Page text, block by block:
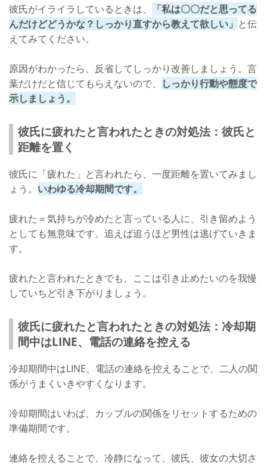
彼氏がイライラしているときは、
「私は〇〇だと思ってる
んだけどどうかな？しっかり直すから教えて欲しい」 と伝
えてみてください。
原因がわかったら、反省してしっかり改善しましょう。言
葉だけだと信じてもらえないので、
しっかり行動や態度で
示しましょう。
彼氏に疲れたと言われたときの対処法：彼氏と
距離を置く
彼氏に「疲れた」と言われたら、一度距離を置いてみまし
ょう。 いわゆる冷却期間です。
疲れた＝気持ちが冷めたと言っている人に、引き留めよう
としても無意味です。追えば追うほど男性は逃げていきま
す。
疲れたと言われたときでも、ここは引き止めたいのを我慢
していちど引き下がりましょう。
彼氏に疲れたと言われたときの対処法：冷却期
間中はLINE、電話の連絡を控える
冷却期間中はLINE、電話の連絡を控えることで、二人の関
係がうまくいきやすくなります。
冷却期間はいわば、カップルの関係をリセットするための
準備期間です。
連絡を控えることで、冷静になって、彼氏、彼女の大切さ